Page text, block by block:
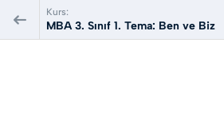
Kurs:
MBA 3. Sınıf 1. Tema: Ben ve Biz